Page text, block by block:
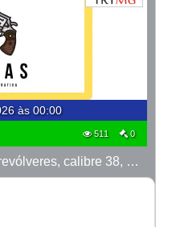
às 00:00
511 0
LOTE 02 - lote de 30 (trinta) revólveres, calibre 38, marcas Taurus e Rossi